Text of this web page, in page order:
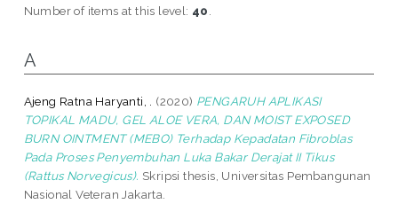
Number of items at this level: 40
A
Ajeng Ratna Haryanti, . (2020) PENGARUH APLIKASI
TOPIKAL MADU, GEL ALOE VERA, DAN MOIST EXPOSED
BURN OINTMENT (MEBO) Terhadap Kepadatan Fibroblas
Pada Proses Penyembuhan Luka Bakar Derajat II Tikus
(Rattus Norvegicus). Skripsi thesis, Universitas Pembangunan
Nasional Veteran Jakarta.